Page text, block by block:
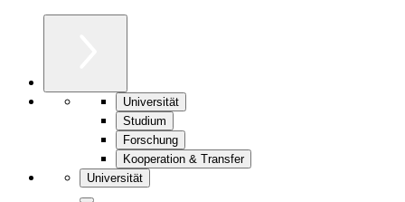
Universität
Studium
Forschung
Kooperation & Transfer
Universität